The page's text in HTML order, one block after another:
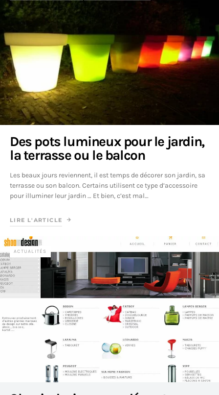
Des pots lumineux pour le jardin,
la terrasse ou le balcon
Les beaux jours reviennent, il est temps de décorer son jardin, sa
terrasse ou son balcon. Certains utilisent ce type d’accessoire
pour illuminer leur jardin … Et bien, c’est mal…
LIRE L'ARTICLE
ACTUALITÉS